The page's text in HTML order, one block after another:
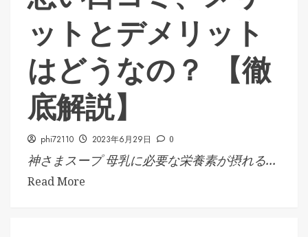
ットとデメリット
はどうなの？ 【徹
底解説】
phi72110 2023年6月29日 0
神さまスープ 母乳に必要な栄養素が摂れる...
Read More